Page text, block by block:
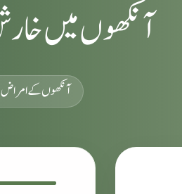
آنکھوں میں
آنکھوں کے امراض